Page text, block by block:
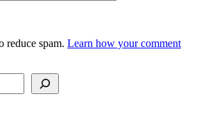
reduce spam. Learn how your comment